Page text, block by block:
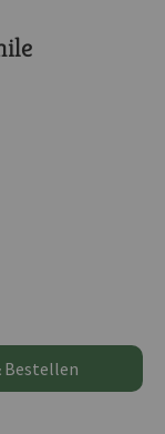
Bestellen